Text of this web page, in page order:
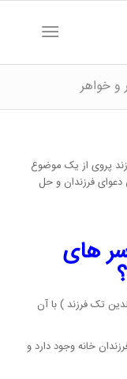
و خواهر
پروی از یک موضوع
فرزندان و حل
های
تک فرزند ) با آن
خانه وجود دارد و